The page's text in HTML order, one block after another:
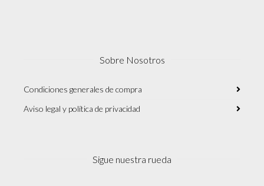
Sobre Nosotros
Condiciones generales de compra
Aviso legal y política de privacidad
Sigue nuestra rueda